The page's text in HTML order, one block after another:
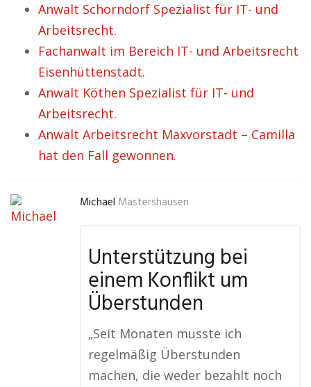
Anwalt Schorndorf Spezialist für IT- und
Arbeitsrecht.
Fachanwalt im Bereich IT- und Arbeitsrecht
Eisenhüttenstadt.
Anwalt Köthen Spezialist für IT- und
Arbeitsrecht.
Anwalt Arbeitsrecht Maxvorstadt – Camilla
hat den Fall gewonnen.
Michael Mastershausen
Unterstützung bei
einem Konflikt um
Überstunden
„Seit Monaten musste ich
regelmäßig Überstunden
machen, die weder bezahlt noch